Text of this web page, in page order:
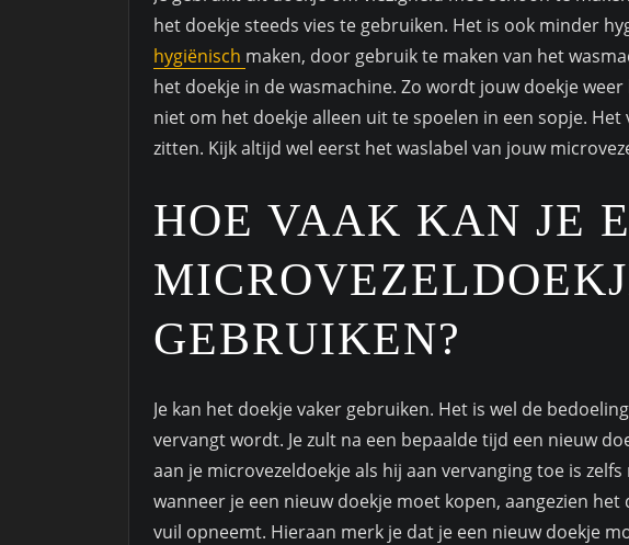
het doekje steeds vies te gebruiken. Het is ook minder
hygiënisch maken, door gebruik te maken van het
het doekje in de wasmachine. Zo wordt jouw doekje
niet om het doekje alleen uit te spoelen in een sopje.
zitten. Kijk altijd wel eerst het waslabel van jouw
HOE VAAK KAN JE
GEBRUIKEN?
Je kan het doekje vaker gebruiken. Het is wel de
vervangt wordt. Je zult na een bepaalde tijd een nieuw
aan je microvezeldoekje als hij aan vervanging toe is
wanneer je een nieuw doekje moet kopen, aangezien
vuil opneemt. Hieraan merk je dat je een nieuw doekje